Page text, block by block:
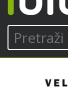
Pretraži